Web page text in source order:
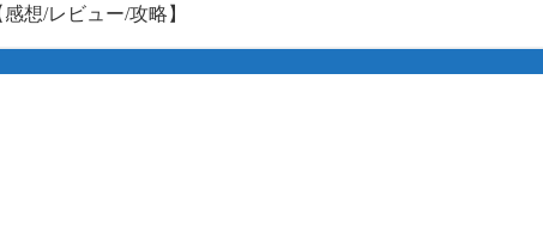
想/レビュー/攻略】